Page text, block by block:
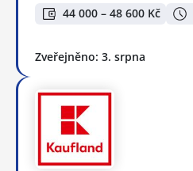
44 000 – 48 600 Kč
Zveřejněno: 3. srpna